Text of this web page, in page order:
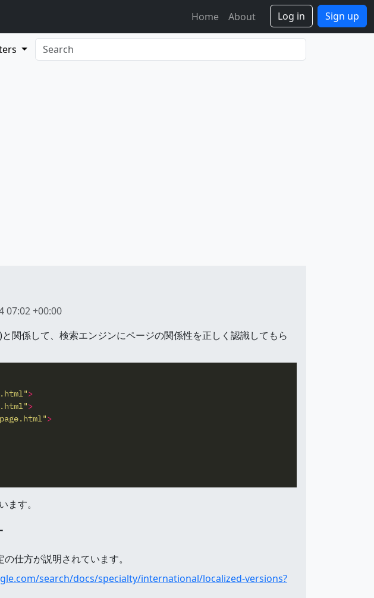
Home About Log in Sign up
07:02 +00:00
係して、検索エンジンにページの関係性を正しく認識してもら
>
>
>
す。
仕方が説明されています。
search/docs/specialty/international/localized-versions?